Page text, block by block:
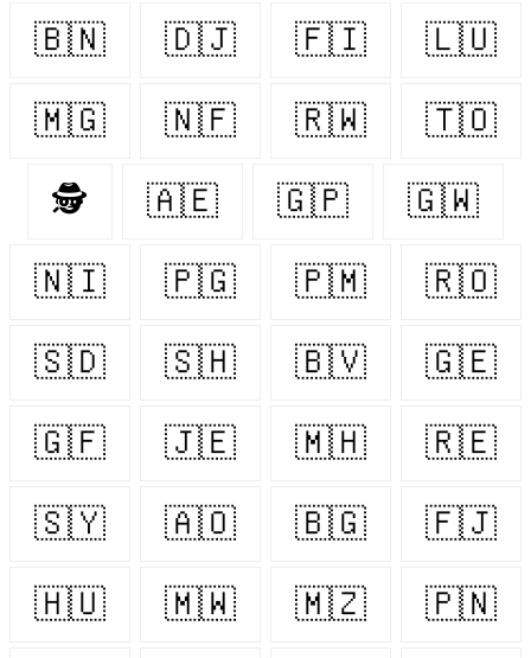
🇧🇳 🇩🇯 🇫🇮 🇱🇺
🇲🇬 🇳🇫 🇷🇼 🇹🇴
🕵️ 🇦🇪 🇬🇵 🇬🇼
🇳🇮 🇵🇬 🇵🇲 🇷🇴
🇸🇩 🇸🇭 🇧🇻 🇬🇪
🇬🇫 🇯🇪 🇲🇭 🇷🇪
🇸🇾 🇦🇴 🇧🇬 🇫🇯
🇭🇺 🇲🇼 🇲🇿 🇵🇳